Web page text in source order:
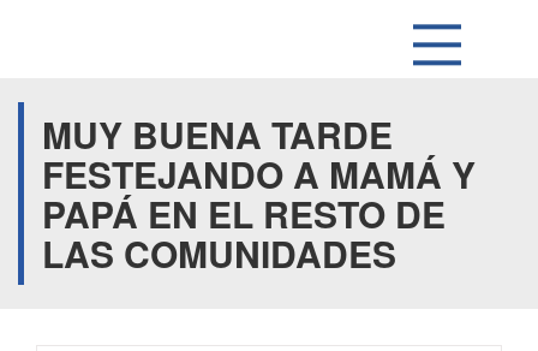
MUY BUENA TARDE
FESTEJANDO A MAMÁ Y
PAPÁ EN EL RESTO DE
LAS COMUNIDADES